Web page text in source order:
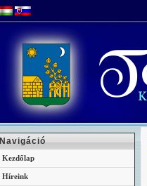
Navigáció
Kezdőlap
Híreink